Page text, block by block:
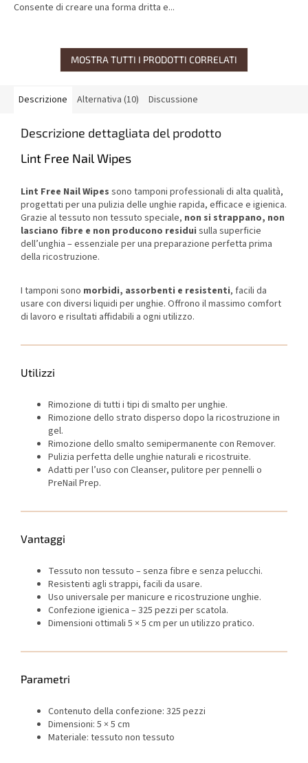
Consente di creare una forma dritta e...
MOSTRA TUTTI I PRODOTTI CORRELATI
Descrizione Alternativa (10) Discussione
Descrizione dettagliata del prodotto
Lint Free Nail Wipes
Lint Free Nail Wipes sono tamponi professionali di alta qualità,
progettati per una pulizia delle unghie rapida, efficace e igienica.
Grazie al tessuto non tessuto speciale, non si strappano, non
lasciano fibre e non producono residui sulla superficie
dell’unghia – essenziale per una preparazione perfetta prima
della ricostruzione.
I tamponi sono morbidi, assorbenti e resistenti, facili da
usare con diversi liquidi per unghie. Offrono il massimo comfort
di lavoro e risultati affidabili a ogni utilizzo.
Utilizzi
Rimozione di tutti i tipi di smalto per unghie.
Rimozione dello strato disperso dopo la ricostruzione in
gel.
Rimozione dello smalto semipermanente con Remover.
Pulizia perfetta delle unghie naturali e ricostruite.
Adatti per l’uso con Cleanser, pulitore per pennelli o
PreNail Prep.
Vantaggi
Tessuto non tessuto – senza fibre e senza pelucchi.
Resistenti agli strappi, facili da usare.
Uso universale per manicure e ricostruzione unghie.
Confezione igienica – 325 pezzi per scatola.
Dimensioni ottimali 5 × 5 cm per un utilizzo pratico.
Parametri
Contenuto della confezione: 325 pezzi
Dimensioni: 5 × 5 cm
Materiale: tessuto non tessuto